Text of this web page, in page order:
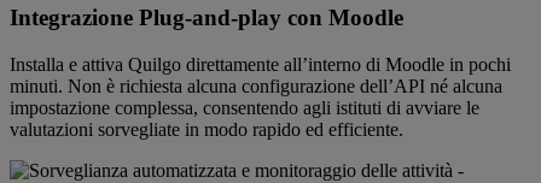
Integrazione Plug-and-play con Moodle
Installa e attiva Quilgo direttamente all’interno di Moodle in pochi
minuti. Non è richiesta alcuna configurazione dell’API né alcuna
impostazione complessa, consentendo agli istituti di avviare le
valutazioni sorvegliate in modo rapido ed efficiente.